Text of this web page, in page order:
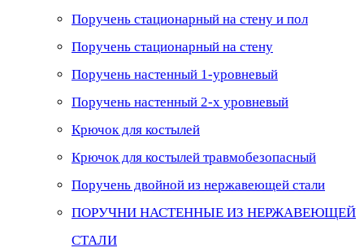
Поручень стационарный на стену и пол
Поручень стационарный на стену
Поручень настенный 1-уровневый
Поручень настенный 2-х уровневый
Крючок для костылей
Крючок для костылей травмобезопасный
Поручень двойной из нержавеющей стали
ПОРУЧНИ НАСТЕННЫЕ ИЗ НЕРЖАВЕЮЩЕЙ
СТАЛИ